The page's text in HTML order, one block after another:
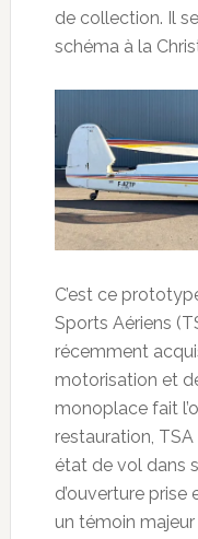
de collection. Il
schéma à la
C’est ce
Sports Aériens
récemment
motorisation et
monoplace fait
restauration,
état de vol dans
d’ouverture prise
un témoin